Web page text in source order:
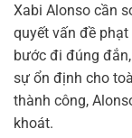
Xabi Alonso cần
quyết vấn đề
bước đi đúng
sự ổn định cho
thành công,
khoát.